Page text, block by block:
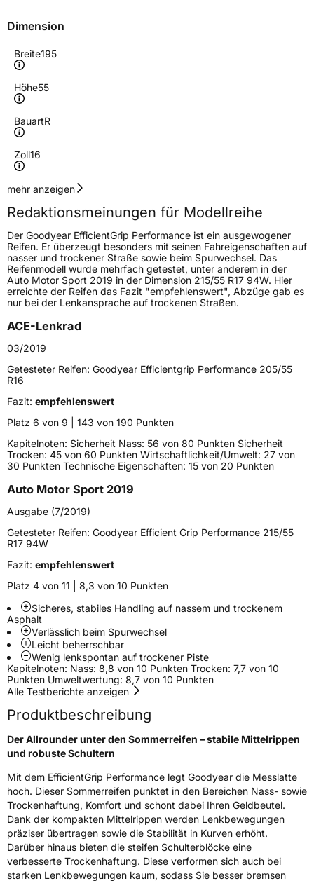
Dimension
Breite195
Höhe55
BauartR
Zoll16
Geschwindigkeitsindex
Höchstgeschwindigkeit
210 km/h
Lastindex87
Höchstlast545 kg
Gewicht (in kg)7,45 kg
Generelle Merkmale
Fahrzeugtyp
VerwendungSommerreifen
Modellname EfficientGrip Performance
Fahrzeugart PKW & SUV
Weitere Eigenschaften
Schlauchtyp TL
Zustand Neureifen
EU Label
EffizienzA
Nasshaftung
Rollgeräusch (Klasse)B
Rollgeräusch (dB)69
FahrzeugklasseC1
3PMSF / Schneeflockensymbol / Alpine-SymbolNein
Eisgrip Nein
EPREL ID 529828
Allgemeine Produktsicherheit (GPSR)
HerstellerkontaktGoodyear S.A. Innovation Center Avenue
Gordon Smith 7750 Colmar-Berg Luxemburg,
mehr anzeigen
Redaktionsmeinungen für Modellreihe
Der Goodyear EfficientGrip Performance ist ein ausgewogener
Reifen. Er überzeugt besonders mit seinen Fahreigenschaften auf
nasser und trockener Straße sowie beim Spurwechsel. Das
Reifenmodell wurde mehrfach getestet, unter anderem in der
Auto Motor Sport 2019 in der Dimension 215/55 R17 94W. Hier
erreichte der Reifen das Fazit "empfehlenswert", Abzüge gab es
nur bei der Lenkansprache auf trockenen Straßen.
ACE-Lenkrad
03/2019
Getesteter Reifen: Goodyear Efficientgrip Performance 205/55
R16
Fazit: empfehlenswert
Platz 6 von 9 | 143 von 190 Punkten
Kapitelnoten: Sicherheit Nass: 56 von 80 Punkten Sicherheit
Trocken: 45 von 60 Punkten Wirtschaftlichkeit/Umwelt: 27 von
30 Punkten Technische Eigenschaften: 15 von 20 Punkten
Auto Motor Sport 2019
Ausgabe (7/2019)
Getesteter Reifen: Goodyear Efficient Grip Performance 215/55
R17 94W
Fazit: empfehlenswert
Platz 4 von 11 | 8,3 von 10 Punkten
Sicheres, stabiles Handling auf nassem und trockenem
Asphalt
Verlässlich beim Spurwechsel
Leicht beherrschbar
Wenig lenkspontan auf trockener Piste
Kapitelnoten: Nass: 8,8 von 10 Punkten Trocken: 7,7 von 10
Punkten Umweltwertung: 8,7 von 10 Punkten
Alle Testberichte anzeigen
Produktbeschreibung
Der Allrounder unter den Sommerreifen – stabile Mittelrippen
und robuste Schultern
Mit dem EfficientGrip Performance legt Goodyear die Messlatte
hoch. Dieser Sommerreifen punktet in den Bereichen Nass- sowie
Trockenhaftung, Komfort und schont dabei Ihren Geldbeutel.
Dank der kompakten Mittelrippen werden Lenkbewegungen
präziser übertragen sowie die Stabilität in Kurven erhöht.
Darüber hinaus bieten die steifen Schulterblöcke eine
verbesserte Trockenhaftung. Diese verformen sich auch bei
starken Lenkbewegungen kaum, sodass Sie besser bremsen